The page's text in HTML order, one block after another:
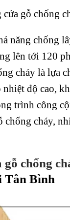
cửa gỗ chống
năng chống
lên tới 120
cháy là lựa
độ cao,
trình công
chống cháy,
gỗ chống
Tân Bình